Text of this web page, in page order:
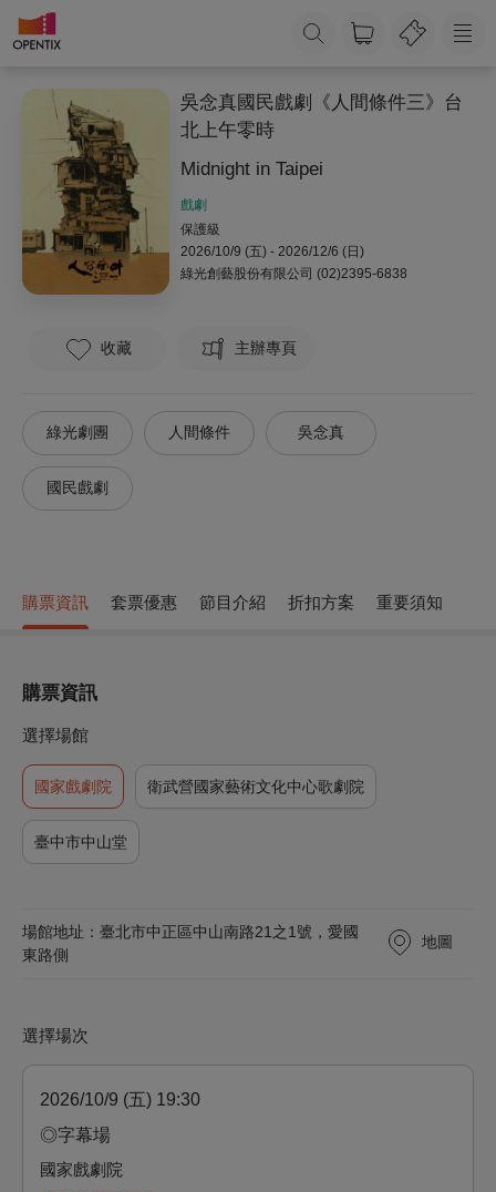
吳念真國民戲劇《人間條件三》台
北上午零時
Midnight in Taipei
戲劇
保護級
2026/10/9 (五) - 2026/12/6 (日)
綠光創藝股份有限公司 (02)2395-6838
收藏 主辦專頁
綠光劇團 人間條件 吳念真
國民戲劇
購票資訊 套票優惠 節目介紹 折扣方案 重要須知
購票資訊
選擇場館
國家戲劇院 衛武營國家藝術文化中心歌劇院
臺中市中山堂
場館地址：臺北市中正區中山南路21之1號，愛國
東路側
地圖
選擇場次
2026/10/9 (五) 19:30
◎字幕場
國家戲劇院